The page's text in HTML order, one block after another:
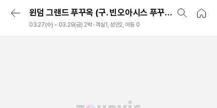
윈덤 그랜드 푸꾸옥 (구. 빈오아시스 푸꾸옥), 푸꾸옥 섬, 베트남
03.27(수) - 03.29(금) 2박 · 객실1, 성인2, 아동 0